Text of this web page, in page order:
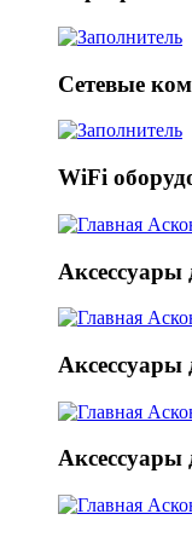
Сетевые
WiFi
Аксессуары
Аксессуары
Аксессуары